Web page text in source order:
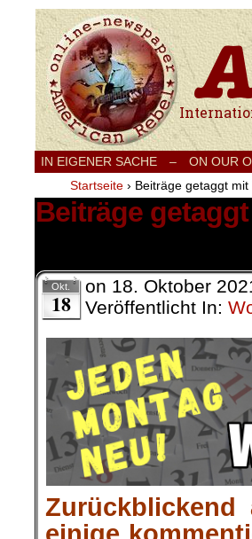
Internationale
IN EIGENER SACHE – ON OUR
Startseite › Beiträge getaggt mit
Beiträge
Okt.
18
on 18. Oktober
Veröffentlicht In: